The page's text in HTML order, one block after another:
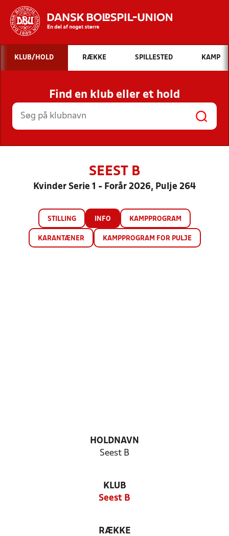
Hvad vil du søge efter?
INDHOLD OG NYHEDER
STILLINGER, RESULTATER, KLUBBER OG
HOLD
KLUB/HOLD RÆKKE SPILLESTED KAMP
Find en klub eller et hold
SEEST B
Kvinder Serie 1 - Forår 2026, Pulje 264
STILLING INFO KAMPPROGRAM
KARANTÆNER KAMPPROGRAM FOR PULJE
HOLDNAVN
Seest B
KLUB
Seest B
RÆKKE